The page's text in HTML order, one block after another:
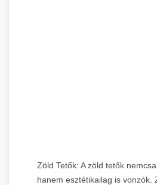
Zöld Tetők: A zöld tetők
hanem esztétikailag is vonzók.